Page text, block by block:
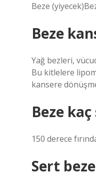
Beze
Beze
Yağ bezleri,
Bu kitlelere
kansere
Beze
150 derece
Sert